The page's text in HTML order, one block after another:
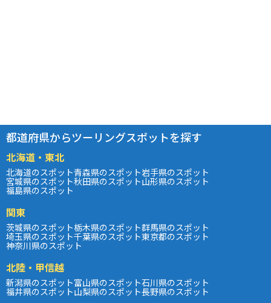
都道府県からツーリングスポットを探す
北海道・東北
北海道のスポット青森県のスポット岩手県のスポット
宮城県のスポット秋田県のスポット山形県のスポット
福島県のスポット
関東
茨城県のスポット栃木県のスポット群馬県のスポット
埼玉県のスポット千葉県のスポット東京都のスポット
神奈川県のスポット
北陸・甲信越
新潟県のスポット富山県のスポット石川県のスポット
福井県のスポット山梨県のスポット長野県のスポット